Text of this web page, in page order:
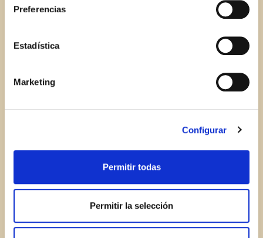
no habiendo aceptado las cookies de analytics, Google
identifican de ninguna forma.
Preferencias
Estadística
Marketing
Configurar
Permitir todas
Permitir la selección